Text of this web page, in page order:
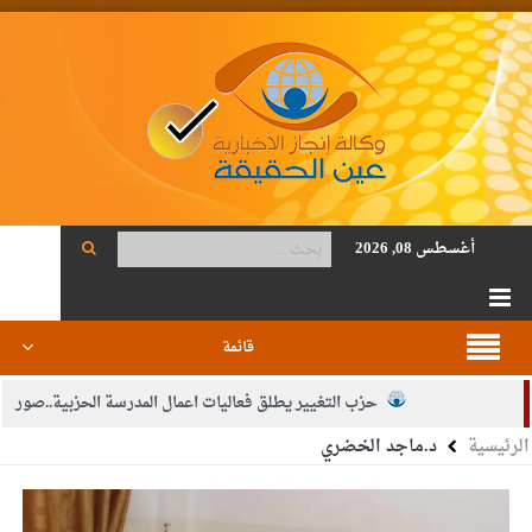
أغسطس 08, 2026
قائمة
حزب التغيير يطلق فعاليات اعمال المدرسة الحزبية..صور
الجيش يفتح باب التجنيد لحملة البكالوريوس في الحقوق والقانون
بيان اجتماع عمّان:دعم الوصاية الهاشمية التاريخية على المقدسات
الرئيسية د.ماجد الخضري